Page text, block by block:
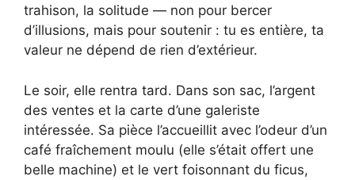
trahison, la solitude — non pour bercer
d’illusions, mais pour soutenir : tu es entière, ta
valeur ne dépend de rien d’extérieur.
Le soir, elle rentra tard. Dans son sac, l’argent
des ventes et la carte d’une galeriste
intéressée. Sa pièce l’accueillit avec l’odeur d’un
café fraîchement moulu (elle s’était offert une
belle machine) et le vert foisonnant du ficus,